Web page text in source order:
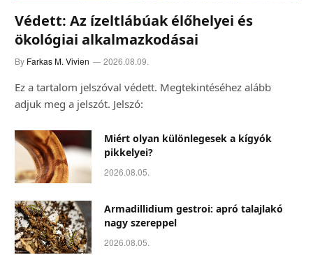
Védett: Az ízeltlábúak élőhelyei és
ökológiai alkalmazkodásai
By Farkas M. Vivien 2026.08.09.
Ez a tartalom jelszóval védett. Megtekintéséhez alább
adjuk meg a jelszót. Jelszó:
Miért olyan különlegesek a kígyók
pikkelyei?
2026.08.05.
Armadillidium gestroi: apró talajlakó
nagy szereppel
2026.08.05.